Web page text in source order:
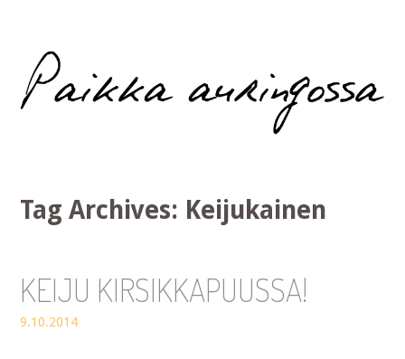
Paikka auringossa
Tag Archives: Keijukainen
KEIJU KIRSIKKAPUUSSA!
9.10.2014